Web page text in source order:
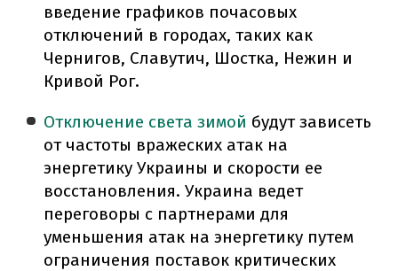
введение графиков почасовых
отключений в городах, таких как
Чернигов, Славутич, Шостка, Нежин и
Кривой Рог.
Отключение света зимой будут зависеть
от частоты вражеских атак на
энергетику Украины и скорости ее
восстановления. Украина ведет
переговоры с партнерами для
уменьшения атак на энергетику путем
ограничения поставок критических